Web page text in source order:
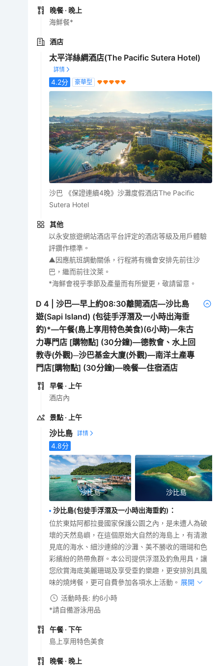
晚餐 · 晚上
海鮮餐*
酒店
太平洋絲綢酒店(The Pacific Sutera Hotel)
4.2分 豪華型
沙巴 《保證連續4晚》沙灘度假酒店The Pacific
Sutera Hotel
其他
以永安旅遊網站酒店平台評定的酒店等級及用戶體驗
評鑽作標準。
▲因應航班調動關係，行程將有機會安排先前往沙
巴，繼而前往汶萊。
*海鮮會視乎季節及產量而有所變更，敬請留意。
D4 |沙巴—早上約08:30離開酒店—沙比島
遊(Sapi Island) (包徒手浮潛及一小時出海垂
釣)*—午餐(島上享用特色美食)(6小時)—朱古
力專門店 [購物點] (30分鐘)—德教會、水上回
教寺(外觀)─沙巴基金大廈(外觀)—南洋土產專
門店[購物點] (30分鐘)—晚餐—住宿酒店
早餐 · 上午
酒店內
景點 · 上午
沙比島
4.8分
沙比島 沙比島
沙比島(包徒手浮潛及一小時出海垂釣) ：
位於東姑阿都拉曼國家保護公園之內，是未遭人為破
壞的天然島嶼，在這個原始大自然的海島上，有清澈
見底的海水、細沙連綿的沙灘、美不勝收的珊瑚和色
彩繽紛的熱帶魚群。本公司提供浮潛及釣魚用具，讓
您欣賞海底美麗珊瑚及享受垂釣樂趣，更安排別具風
味的燒烤餐，更可自費參加各項水上活動。 展開
活動時長: 約6小時
*請自備游泳用品
午餐 · 下午
島上享用特色美食
晚餐 · 晚上